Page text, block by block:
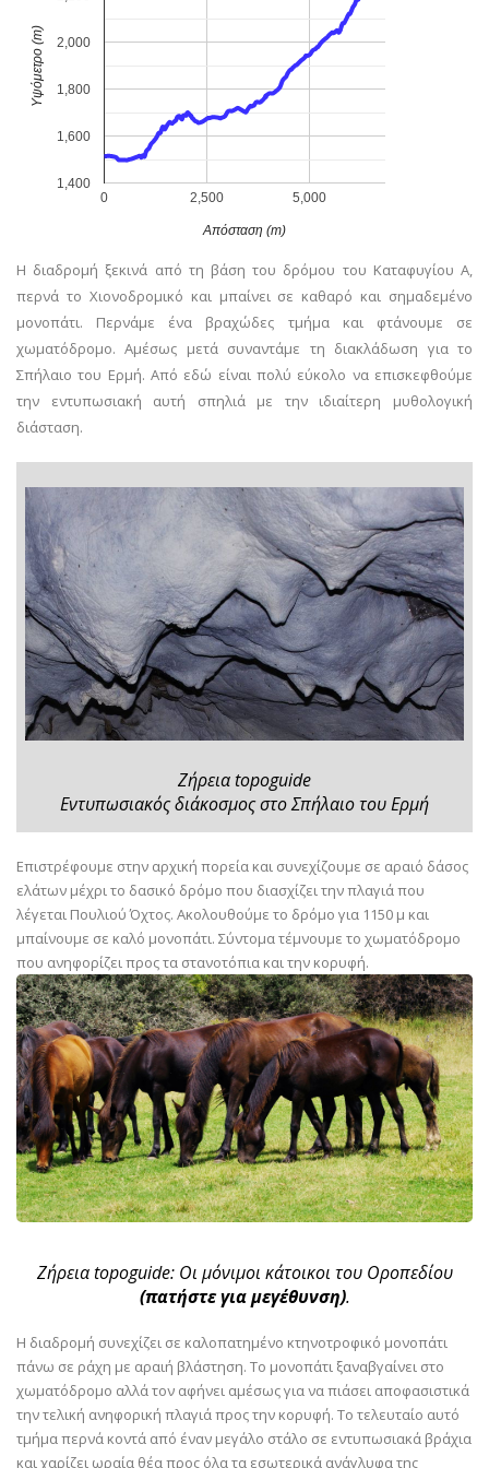
0 2,500 5,000
1,400
1,600
1,800
2,000
Απόσταση (m)
Υψόμετρο (m)
Η διαδρομή ξεκινά από τη βάση του δρόμου του Καταφυγίου Α,
περνά το Χιονοδρομικό και μπαίνει σε καθαρό και σημαδεμένο
μονοπάτι. Περνάμε ένα βραχώδες τμήμα και φτάνουμε σε
χωματόδρομο. Αμέσως μετά συναντάμε τη διακλάδωση για το
Σπήλαιο του Ερμή. Από εδώ είναι πολύ εύκολο να επισκεφθούμε
την εντυπωσιακή αυτή σπηλιά με την ιδιαίτερη μυθολογική
διάσταση.
Ζήρεια topoguide
Εντυπωσιακός διάκοσμος στο Σπήλαιο του Ερμή
Επιστρέφουμε στην αρχική πορεία και συνεχίζουμε σε αραιό δάσος
ελάτων μέχρι το δασικό δρόμο που διασχίζει την πλαγιά που
λέγεται Πουλιού Όχτος. Ακολουθούμε το δρόμο για 1150 μ και
μπαίνουμε σε καλό μονοπάτι. Σύντομα τέμνουμε το χωματόδρομο
που ανηφορίζει προς τα στανοτόπια και την κορυφή.
Ζήρεια topoguide: Οι μόνιμοι κάτοικοι του Οροπεδίου
(πατήστε για μεγέθυνση).
Η διαδρομή συνεχίζει σε καλοπατημένο κτηνοτροφικό μονοπάτι
πάνω σε ράχη με αραιή βλάστηση. Το μονοπάτι ξαναβγαίνει στο
χωματόδρομο αλλά τον αφήνει αμέσως για να πιάσει αποφασιστικά
την τελική ανηφορική πλαγιά προς την κορυφή. Το τελευταίο αυτό
τμήμα περνά κοντά από έναν μεγάλο στάλο σε εντυπωσιακά βράχια
και χαρίζει ωραία θέα προς όλα τα εσωτερικά ανάγλυφα της